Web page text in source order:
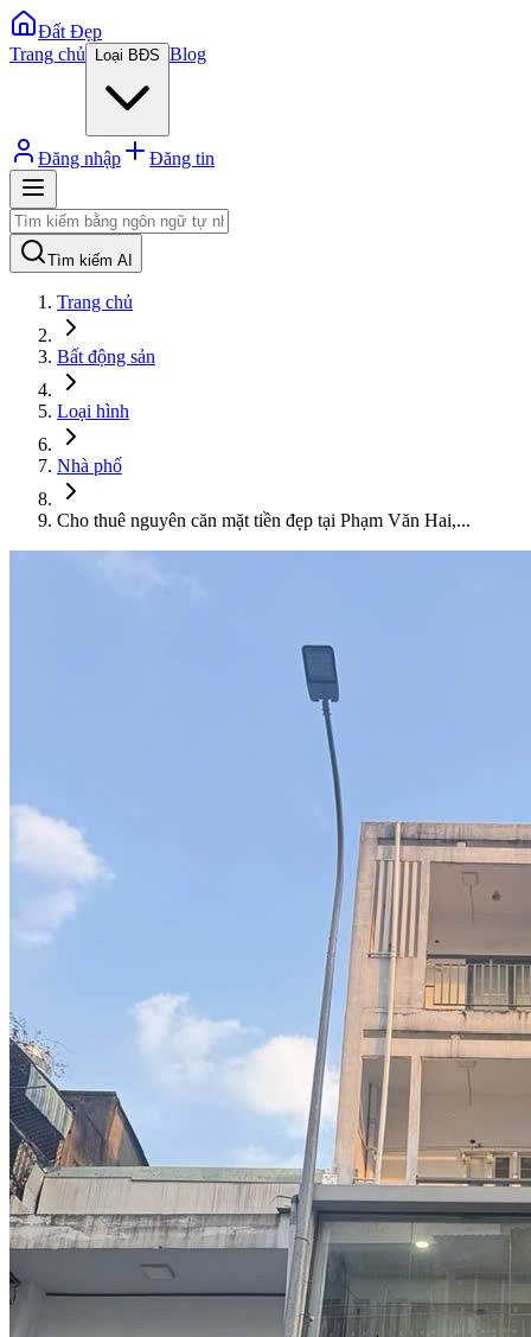
Đất Đẹp
Trang chủ
Loại BĐS Blog
Đăng nhập Đăng tin
Tìm kiếm AI
Trang chủ
Bất động sản
Loại hình
Nhà phố
Cho thuê nguyên căn mặt tiền đẹp tại Phạm Văn Hai,...